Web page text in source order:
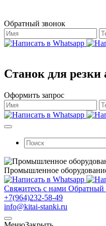
Обратный звонок
Станок для
Оформить запрос
Поиск:
Промышленное
Свяжитесь с нами Обратный
+7(964)232-58-49
info@kitai-stanki.ru